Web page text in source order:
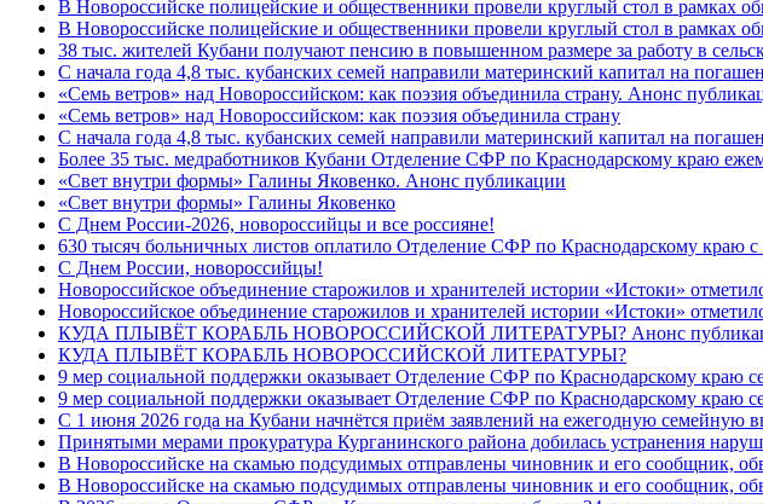
В Новороссийске полицейские и общественники провели круглый стол в рамках
В Новороссийске полицейские и общественники провели круглый стол в рамках
38 тыс. жителей Кубани получают пенсию в повышенном размере за работу в
С начала года 4,8 тыс. кубанских семей направили материнский капитал на
«Семь ветров» над Новороссийском: как поэзия объединила страну. Анонс
«Семь ветров» над Новороссийском: как поэзия объединила страну
С начала года 4,8 тыс. кубанских семей направили материнский капитал на
Более 35 тыс. медработников Кубани Отделение СФР по Краснодарскому краю
«Свет внутри формы» Галины Яковенко. Анонс публикации
«Свет внутри формы» Галины Яковенко
C Днем России-2026, новороссийцы и все россияне!
630 тысяч больничных листов оплатило Отделение СФР по Краснодарскому краю с
C Днем России, новороссийцы!
Новороссийское объединение старожилов и хранителей истории «Истоки»
Новороссийское объединение старожилов и хранителей истории «Истоки»
КУДА ПЛЫВЁТ КОРАБЛЬ НОВОРОССИЙСКОЙ ЛИТЕРАТУРЫ? Анонс
КУДА ПЛЫВЁТ КОРАБЛЬ НОВОРОССИЙСКОЙ ЛИТЕРАТУРЫ?
9 мер социальной поддержки оказывает Отделение СФР по Краснодарскому краю
9 мер социальной поддержки оказывает Отделение СФР по Краснодарскому краю
С 1 июня 2026 года на Кубани начнётся приём заявлений на ежегодную семейную
Принятыми мерами прокуратура Курганинского района добилась устранения
В Новороссийске на скамью подсудимых отправлены чиновник и его сообщник,
В Новороссийске на скамью подсудимых отправлены чиновник и его сообщник,